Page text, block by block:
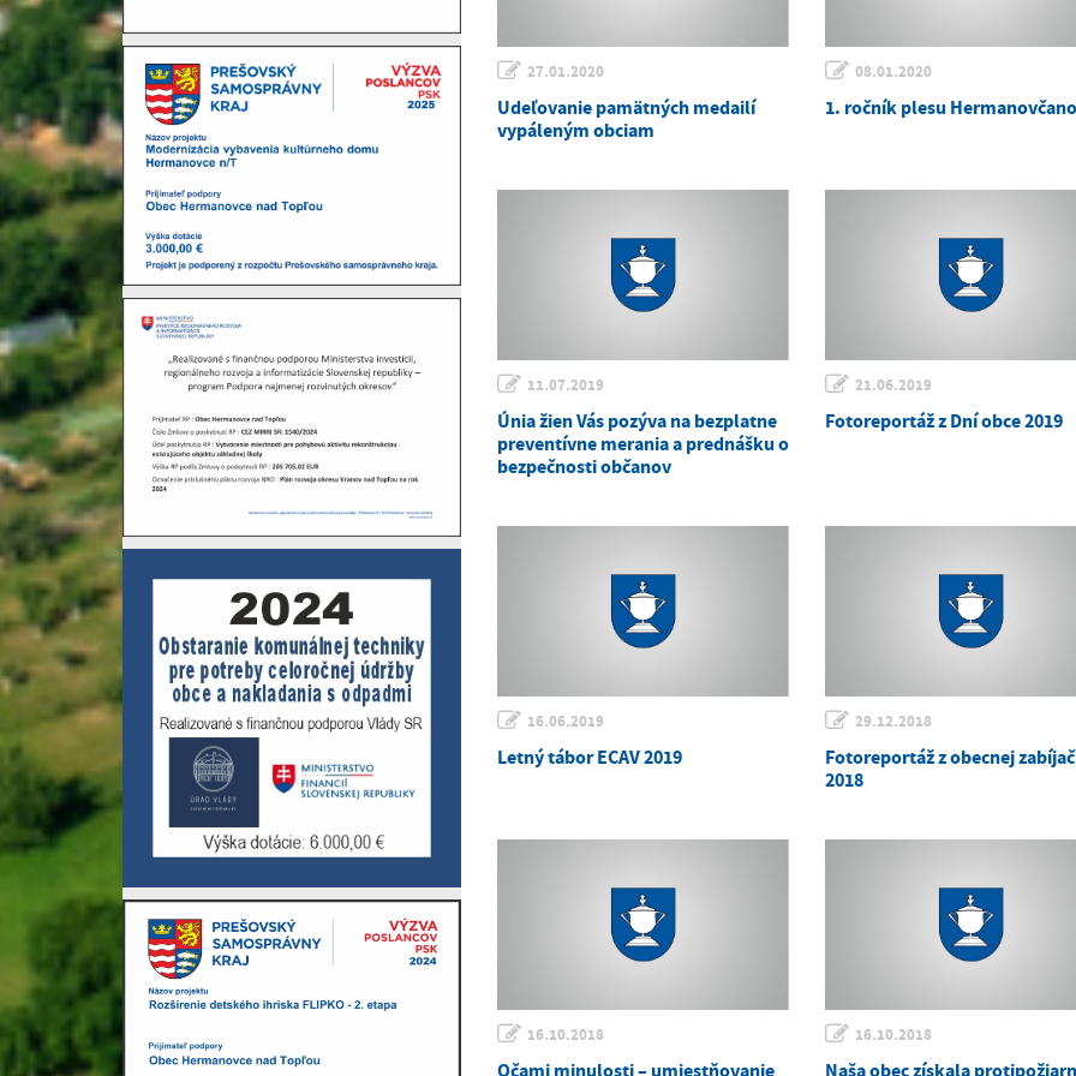
27.01.2020
Udeľovanie pamätných medailí
vypáleným obciam
08.01.2020
1. ročník plesu
11.07.2019
Únia žien Vás pozýva na bezplatne
preventívne merania a prednášku o
bezpečnosti občanov
21.06.2019
Fotoreportáž z Dní obce 2019
16.06.2019
Letný tábor ECAV 2019
29.12.2018
Fotoreportáž z obecnej
2018
16.10.2018
Očami minulosti – umiestňovanie
16.10.2018
Naša obec získala